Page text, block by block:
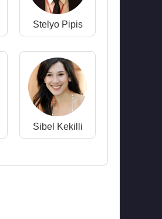
Stelyo Pipis
Sibel Kekilli